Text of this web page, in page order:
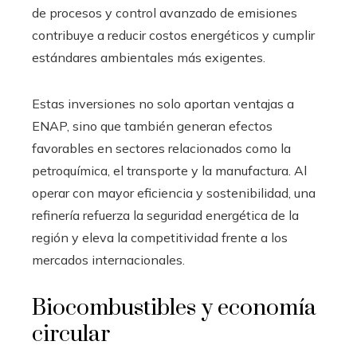
de procesos y control avanzado de emisiones
contribuye a reducir costos energéticos y cumplir
estándares ambientales más exigentes.
Estas inversiones no solo aportan ventajas a
ENAP, sino que también generan efectos
favorables en sectores relacionados como la
petroquímica, el transporte y la manufactura. Al
operar con mayor eficiencia y sostenibilidad, una
refinería refuerza la seguridad energética de la
región y eleva la competitividad frente a los
mercados internacionales.
Biocombustibles y economía
circular